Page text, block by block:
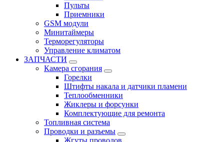
Пульты
Приемники
GSM модули
Минитаймеры
Терморегуляторы
Управление климатом
ЗАПЧАСТИ
Камера сгорания
Горелки
Штифты накала и датчики пламени
Теплообменники
Жиклеры и форсунки
Комплектующие для ремонта
Топливная система
Проводки и разъемы
Жгуты проводов